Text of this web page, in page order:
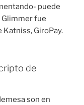
puede
fue
GiroPay.
de
son en